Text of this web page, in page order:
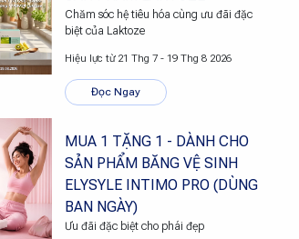
Chăm sóc hệ tiêu hóa cùng ưu đãi đặc
biệt của Laktoze
Hiệu lực từ 21 Thg 7 - 19 Thg 8 2026
Đọc Ngay
MUA 1 TẶNG 1 - DÀNH CHO
SẢN PHẨM BĂNG VỆ SINH
ELYSYLE INTIMO PRO (DÙNG
BAN NGÀY)
Ưu đãi đặc biệt cho phái đẹp